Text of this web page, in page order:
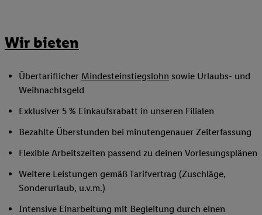
Wir bieten
Übertariflicher Mindesteinstiegslohn sowie Urlaubs- und
Weihnachtsgeld
Exklusiver 5 % Einkaufsrabatt in unseren Filialen
Bezahlte Überstunden bei minutengenauer Zeiterfassung
Flexible Arbeitszeiten passend zu deinen Vorlesungsplänen
Weitere Leistungen gemäß Tarifvertrag (Zuschläge,
Sonderurlaub, u.v.m.)
Intensive Einarbeitung mit Begleitung durch einen